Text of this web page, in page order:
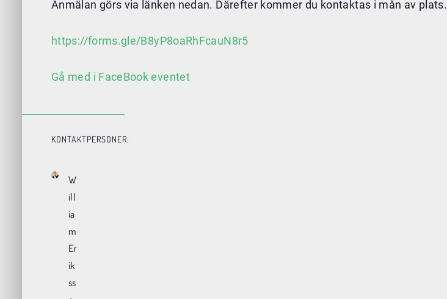
Anmälan görs via länken nedan. Därefter kommer du kontaktas i mån av plats.
https://forms.gle/B8yP8oaRhFcauN8r5
Gå med i FaceBook eventet
KONTAKTPERSONER:
W
ill
ia
m
Er
ik
ss